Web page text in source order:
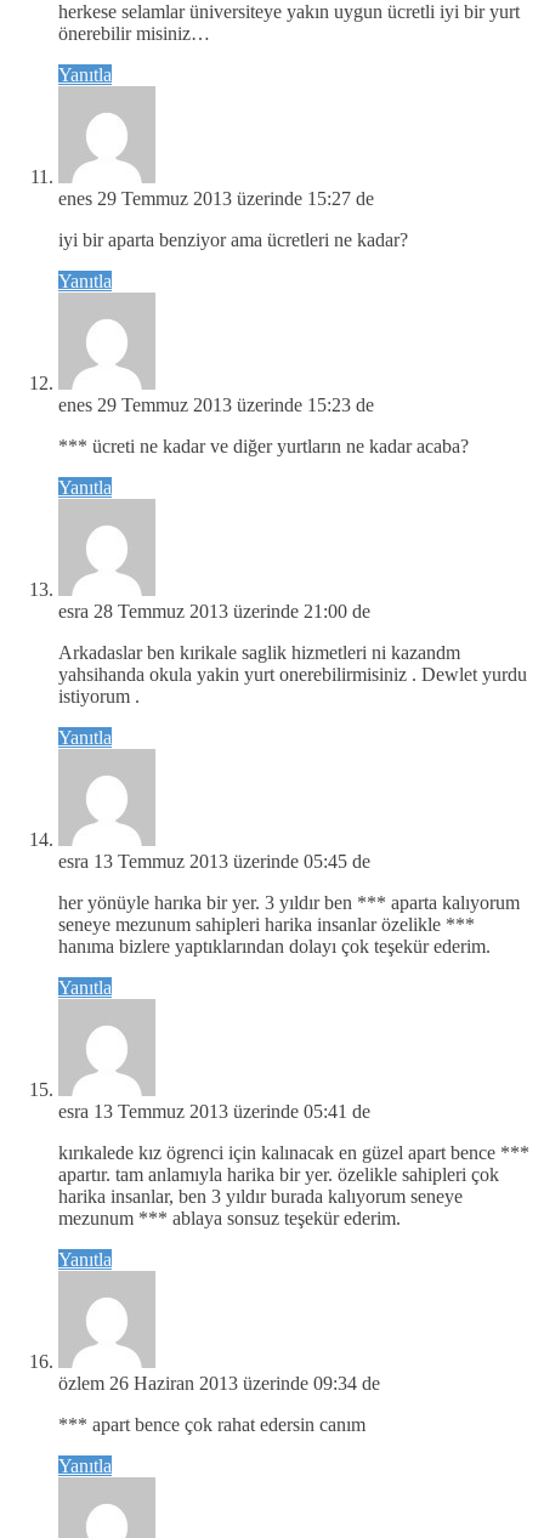
herkese selamlar üniversiteye yakın uygun ücretli iyi bir yurt
önerebilir misiniz…
Yanıtla
enes 29 Temmuz 2013 üzerinde 15:27 de
iyi bir aparta benziyor ama ücretleri ne kadar?
Yanıtla
enes 29 Temmuz 2013 üzerinde 15:23 de
*** ücreti ne kadar ve diğer yurtların ne kadar acaba?
Yanıtla
esra 28 Temmuz 2013 üzerinde 21:00 de
Arkadaslar ben kırikale saglik hizmetleri ni kazandm
yahsihanda okula yakin yurt onerebilirmisiniz . Dewlet yurdu
istiyorum .
Yanıtla
esra 13 Temmuz 2013 üzerinde 05:45 de
her yönüyle harıka bir yer. 3 yıldır ben *** aparta kalıyorum
seneye mezunum sahipleri harika insanlar özelikle ***
hanıma bizlere yaptıklarından dolayı çok teşekür ederim.
Yanıtla
esra 13 Temmuz 2013 üzerinde 05:41 de
kırıkalede kız ögrenci için kalınacak en güzel apart bence ***
apartır. tam anlamıyla harika bir yer. özelikle sahipleri çok
harika insanlar, ben 3 yıldır burada kalıyorum seneye
mezunum *** ablaya sonsuz teşekür ederim.
Yanıtla
özlem 26 Haziran 2013 üzerinde 09:34 de
*** apart bence çok rahat edersin canım
Yanıtla